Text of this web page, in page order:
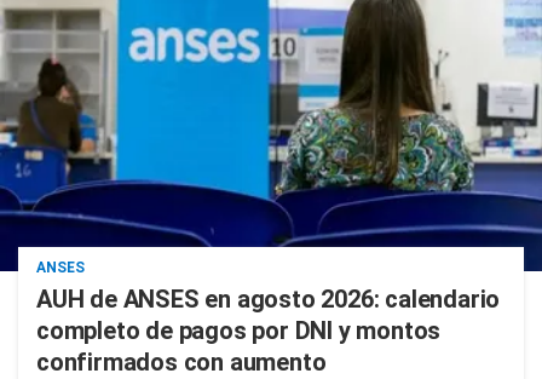
ANSES
AUH de ANSES en agosto 2026: calendario
completo de pagos por DNI y montos
confirmados con aumento